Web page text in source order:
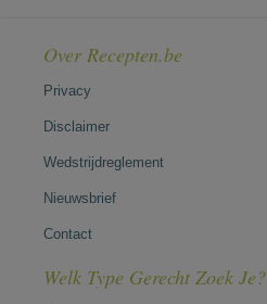
Over Recepten.be
Privacy
Disclaimer
Wedstrijdreglement
Nieuwsbrief
Contact
Welk Type Gerecht Zoek Je?